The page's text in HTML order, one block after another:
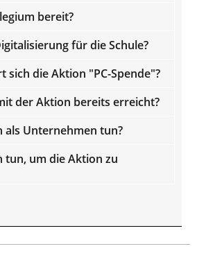
bereit?
für die Schule?
sich die Aktion "PC-Spende"?
der Aktion bereits erreicht?
als Unternehmen tun?
tun, um die Aktion zu